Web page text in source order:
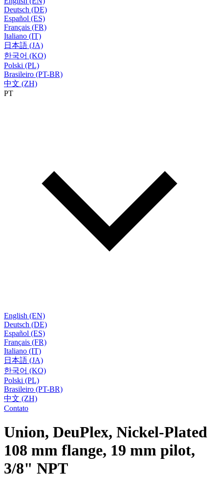
Deutsch (DE)
Español (ES)
Français (FR)
Italiano (IT)
日本語 (JA)
한국어 (KO)
Polski (PL)
Brasileiro (PT-BR)
中文 (ZH)
PT
English (EN)
Deutsch (DE)
Español (ES)
Français (FR)
Italiano (IT)
日本語 (JA)
한국어 (KO)
Polski (PL)
Brasileiro (PT-BR)
中文 (ZH)
Contato
Union, DeuPlex, Nickel-Plated
108 mm flange, 19 mm pilot,
3/8" NPT